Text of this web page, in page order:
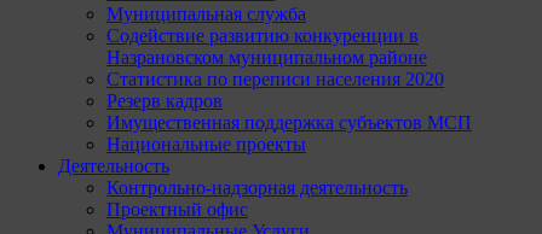
Муниципальная служба
Содействие развитию конкуренции в
Назрановском муниципальном районе
Статистика по переписи населения 2020
Резерв кадров
Имущественная поддержка субъектов МСП
Национальные проекты
Деятельность
Контрольно-надзорная деятельность
Проектный офис